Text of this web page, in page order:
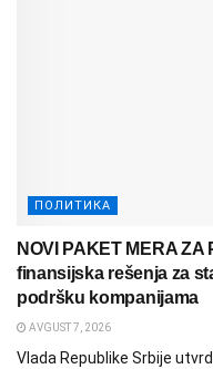
ПОЛИТИКА
NOVI PAKET MERA
finansijska rešenja za
podršku kompanijama
AVGUST 7, 2026
Vlada Republike Srbije